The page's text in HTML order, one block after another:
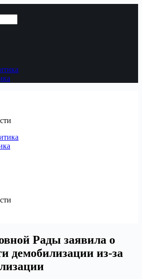
Рады заявила о
демобилизации из-за